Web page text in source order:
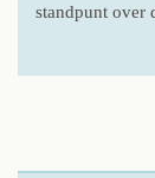
standpunt over